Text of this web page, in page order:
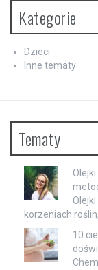
Kategorie
Dzieci
Inne tematy
Tematy
korzeniach
10